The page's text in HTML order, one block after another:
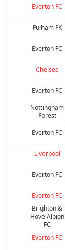
Everton FC
Fulham FK
Everton FC
Chelsea
Everton FC
Nottingham
Forest
Everton FC
Liverpool
Everton FC
Everton FC
Brighton &
Hove Albion
FC
Everton FC